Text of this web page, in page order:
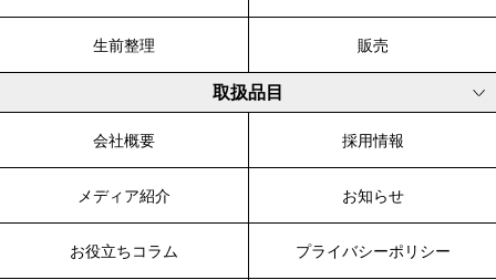
生前整理 販売
取扱品目
会社概要 採用情報
メディア紹介 お知らせ
お役立ちコラム プライバシーポリシー